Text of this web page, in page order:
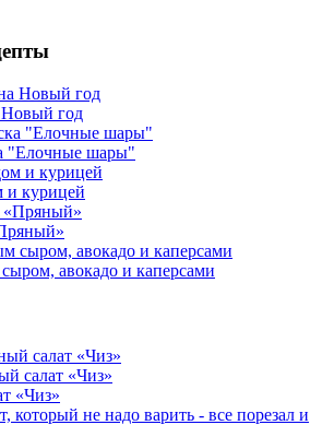
Новый год
"Елочные шары"
и курицей
авокадо и каперсами
салат «Чиз»
салат «Чиз»
«Чиз»
который не надо варить - все порезал и